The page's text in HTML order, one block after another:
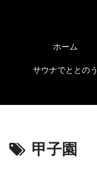
ホーム
サウナでととのう
甲子園